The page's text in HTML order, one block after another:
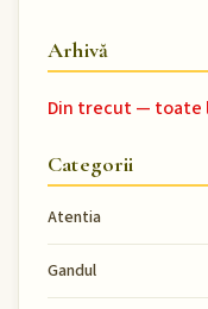
Arhivă
Din trecut — toate
Categorii
Atentia
Gandul